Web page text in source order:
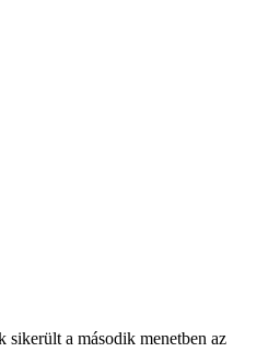
sikerült a második menetben az